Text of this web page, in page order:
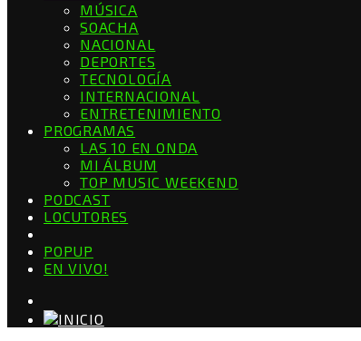
MÚSICA
SOACHA
NACIONAL
DEPORTES
TECNOLOGÍA
INTERNACIONAL
ENTRETENIMIENTO
PROGRAMAS
LAS 10 EN ONDA
MI ÁLBUM
TOP MUSIC WEEKEND
PODCAST
LOCUTORES
POPUP
EN VIVO!